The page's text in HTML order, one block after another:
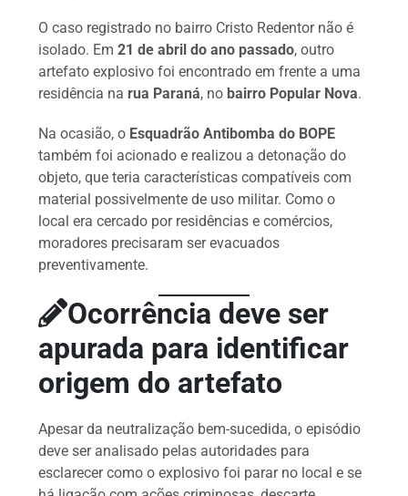
O caso registrado no bairro Cristo Redentor não é
isolado. Em21 de abril do ano passado, outro
artefato explosivo foi encontrado em frente a uma
residência na rua Paraná, no bairro Popular Nova.
Na ocasião, o Esquadrão Antibomba do BOPE
também foi acionado e realizou a detonação do
objeto, que teria características compatíveis com
material possivelmente de uso militar. Como o
local era cercado por residências e comércios,
moradores precisaram ser evacuados
preventivamente.
Ocorrência deve ser
apurada para identificar
origem do artefato
Apesar da neutralização bem-sucedida, o episódio
deve ser analisado pelas autoridades para
esclarecer como o explosivo foi parar no local e se